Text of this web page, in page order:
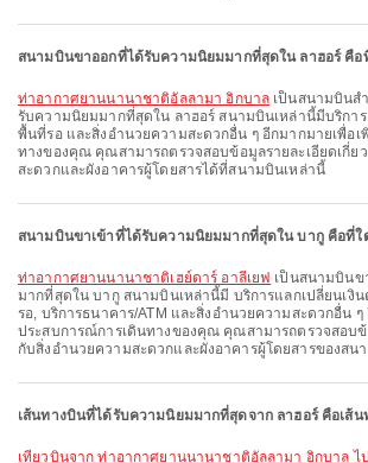
สนามบินขาออกที่ได้รับความนิยมมากที่สุดใน ลาฮอร์ คือ
ท่าอากาศยานนานาชาติอัลลามา อิกบาล เป็นสนามบินส
รับความนิยมมากที่สุดใน ลาฮอร์ สนามบินเหล่านี้มีบริการ
พื้นที่รอ และสิ่งอำนวยความสะดวกอื่น ๆ อีกมากมายเพื่อ
ทางของคุณ คุณสามารถตรวจสอบข้อมูลรายละเอียดเกี่ย
สะดวกและผังอาคารผู้โดยสารได้ที่สนามบินเหล่านี้
สนามบินขาเข้าที่ได้รับความนิยมมากที่สุดใน บากู คือที่ใ
ท่าอากาศยานนานาชาติเฮย์ดาร์ อาลีเยฟ เป็นสนามบินข
มากที่สุดใน บากู สนามบินเหล่านี้มี บริการแลกเปลี่ยนเงิน
รอ, บริการธนาคาร/ATM และสิ่งอำนวยความสะดวกอื่น
ประสบการณ์การเดินทางของคุณ คุณสามารถตรวจสอบข้
กับสิ่งอำนวยความสะดวกและผังอาคารผู้โดยสารของสน
เส้นทางบินที่ได้รับความนิยมมากที่สุดจาก ลาฮอร์ คือเส้น
เที่ยวบินจาก ท่าอากาศยานนานาชาติอัลลามา อิกบาล ไปยัง ท่าอากาศยาน